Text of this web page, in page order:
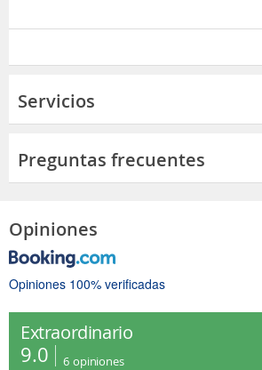
Servicios
Preguntas frecuentes
Opiniones
Opiniones 100% verificadas
Extraordinario
9.0 6 opiniones